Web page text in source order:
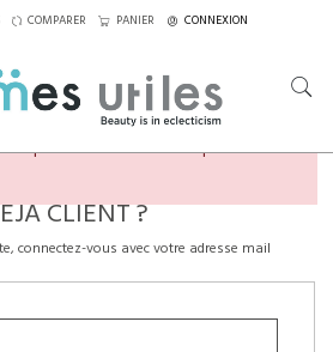
COMPARER PANIER CONNEXION
ou vous connecter pour
CLIENT ?
connectez-vous avec votre adresse mail